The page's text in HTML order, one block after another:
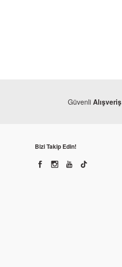
Güvenli Alışveriş
Bizi Takip Edin!